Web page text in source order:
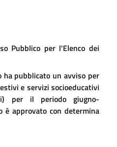
Pubblico per l'Elenco dei
ha pubblicato un avviso per
e servizi socioeducativi
per il periodo giugno-
è approvato con determina